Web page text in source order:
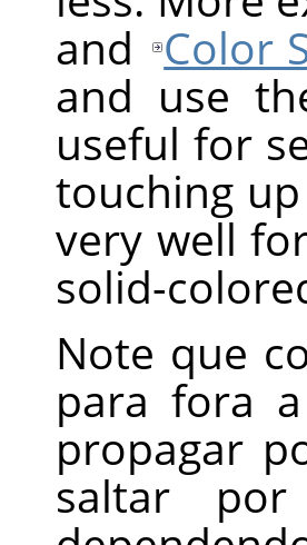
and
Color
and use
useful for
touching
very well
solid-
Note que
para fora
propagar
saltar